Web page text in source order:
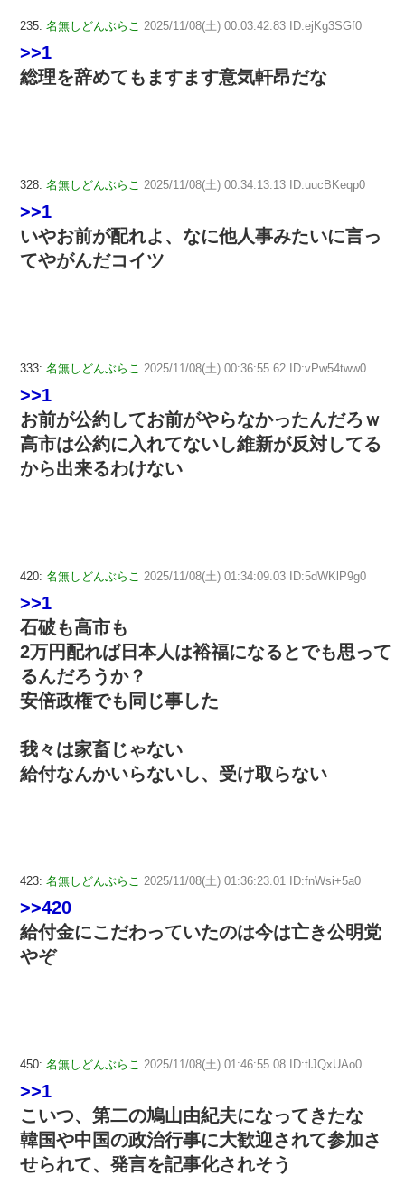
235: 名無しどんぶらこ 2025/11/08(土) 00:03:42.83 ID:ejKg3SGf0
>>1
総理を辞めてもますます意気軒昂だな
328: 名無しどんぶらこ 2025/11/08(土) 00:34:13.13 ID:uucBKeqp0
>>1
いやお前が配れよ、なに他人事みたいに言っ
てやがんだコイツ
333: 名無しどんぶらこ 2025/11/08(土) 00:36:55.62 ID:vPw54tww0
>>1
お前が公約してお前がやらなかったんだろｗ
高市は公約に入れてないし維新が反対してる
から出来るわけない
420: 名無しどんぶらこ 2025/11/08(土) 01:34:09.03 ID:5dWKlP9g0
>>1
石破も高市も
2万円配れば日本人は裕福になるとでも思って
るんだろうか？
安倍政権でも同じ事した
我々は家畜じゃない
給付なんかいらないし、受け取らない
423: 名無しどんぶらこ 2025/11/08(土) 01:36:23.01 ID:fnWsi+5a0
>>420
給付金にこだわっていたのは今は亡き公明党
やぞ
450: 名無しどんぶらこ 2025/11/08(土) 01:46:55.08 ID:tlJQxUAo0
>>1
こいつ、第二の鳩山由紀夫になってきたな
韓国や中国の政治行事に大歓迎されて参加さ
せられて、発言を記事化されそう